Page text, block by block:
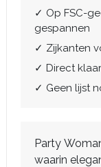
✓ Op FSC-
gespannen
✓ Zijkanten
✓ Direct
✓ Geen lijst
Party
waarin